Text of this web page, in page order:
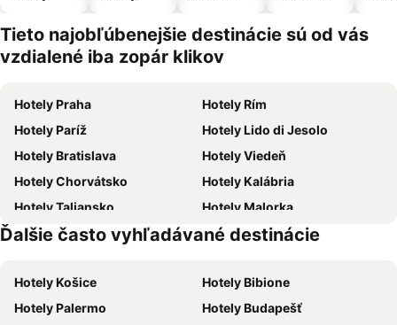
domáce
zvieratá
Tieto najobľúbenejšie destinácie sú od vás
vzdialené iba zopár klikov
Hotely Praha
Hotely Rím
Hotely Paríž
Hotely Lido di Jesolo
Hotely Bratislava
Hotely Viedeň
Hotely Chorvátsko
Hotely Kalábria
Hotely Taliansko
Hotely Malorka
Hotely Slovensko
Hotely Slovinsko
Ďalšie často vyhľadávané destinácie
Hotely Košice
Hotely Bibione
Hotely Palermo
Hotely Budapešť